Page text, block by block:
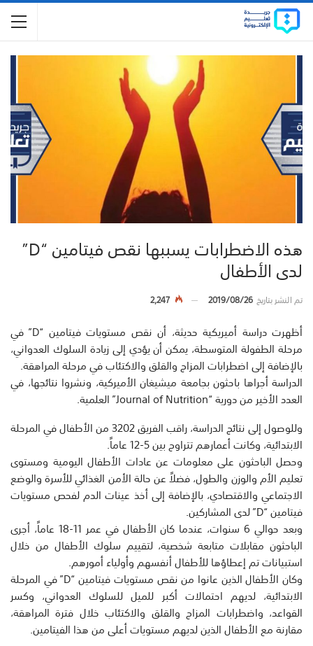
هذه الاضطرابات يسببها نقص فيتامين “D”
لدى الأطفال
تم النشر بتاريخ2019/08/26
2,247
أظهرت دراسة أميريكية حديثة، أن نقص مستويات فيتامين “D” في
مرحلة الطفولة المتوسطة، يمكن أن يؤدي إلى زيادة السلوك العدواني،
بالإضافة إلى اضطرابات المزاج والقلق والاكتئاب في مرحلة المراهقة.
الدراسة أجراها باحثون بجامعة ميشيغان الأميركية، ونشروا نتائجها، في
العدد الأخير من دورية “Journal of Nutrition” العلمية.
وللوصول إلى نتائج الدراسة، راقب الفريق 3202 من الأطفال في المرحلة
الابتدائية، وكانت أعمارهم تتراوح بين 5-12 عاماً.
وحصل الباحثون على معلومات عن عادات الأطفال اليومية ومستوى
تعليم الأم والوزن والطول، فضلاً عن حالة الأمن الغذائي للأسرة والوضع
الاجتماعي والاقتصادي، بالإضافة إلى أخذ عينات الدم لفحص مستويات
فيتامين “D” لدى المشاركين.
وبعد حوالي 6 سنوات، عندما كان الأطفال في عمر 11-18 عاماً، أجرى
الباحثون مقابلات متابعة شخصية، لتقييم سلوك الأطفال من خلال
استبيانات تم إعطاؤها للأطفال أنفسهم وأولياء أمورهم.
وكان الأطفال الذين عانوا من نقص مستويات فيتامين “D” في المرحلة
الابتدائية، لديهم احتمالات أكبر للميل للسلوك العدواني، وكسر
القواعد، واضطرابات المزاج والقلق والاكتئاب خلال فترة المراهقة،
مقارنة مع الأطفال الذين لديهم مستويات أعلى من هذا الفيتامين.